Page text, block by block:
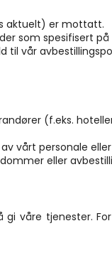
aktuelt) er mottatt.
som spesifisert
til vår
(f.eks.
vårt personale
eller
våre tjenester.